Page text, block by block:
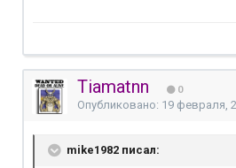
Tiamatnn 0
Опубликовано: 19 февраля,
mike1982 писал: